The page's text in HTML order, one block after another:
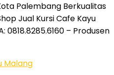
Palembang Berkualitas
Jual Kursi Cafe Kayu
0818.8285.6160 – Produsen